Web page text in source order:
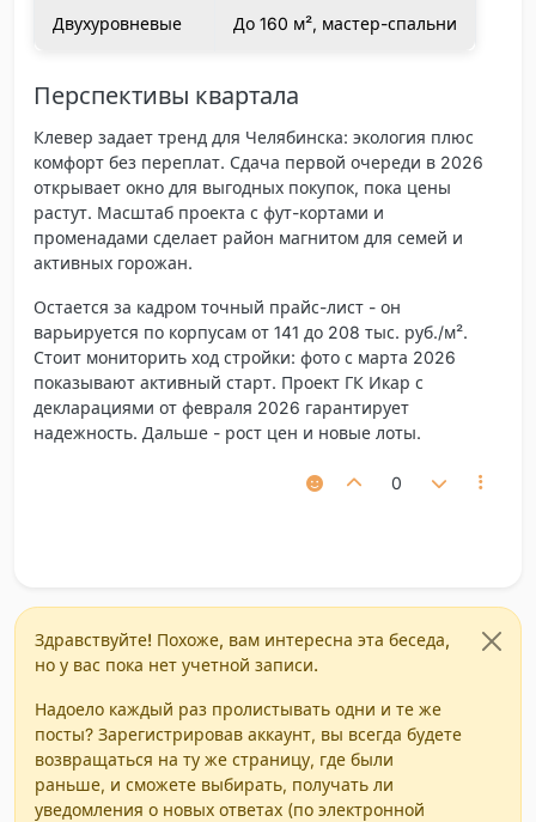
Двухуровневые До 160 м², мастер-спальни
Перспективы квартала
Клевер задает тренд для Челябинска: экология плюс
комфорт без переплат. Сдача первой очереди в 2026
открывает окно для выгодных покупок, пока цены
растут. Масштаб проекта с фут-кортами и
променадами сделает район магнитом для семей и
активных горожан.
Остается за кадром точный прайс-лист - он
варьируется по корпусам от 141 до 208 тыс. руб./м².
Стоит мониторить ход стройки: фото с марта 2026
показывают активный старт. Проект ГК Икар с
декларациями от февраля 2026 гарантирует
надежность. Дальше - рост цен и новые лоты.
0
Здравствуйте! Похоже, вам интересна эта беседа,
но у вас пока нет учетной записи.
Надоело каждый раз пролистывать одни и те же
посты? Зарегистрировав аккаунт, вы всегда будете
возвращаться на ту же страницу, где были
раньше, и сможете выбирать, получать ли
уведомления о новых ответах (по электронной